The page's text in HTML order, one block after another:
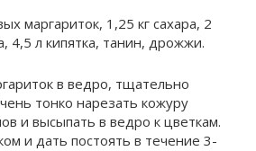
маргариток, 1,25 кг сахара, 2
4,5 л кипятка, танин, дрожжи.
в ведро, тщательно
тонко нарезать кожуру
и высыпать в ведро к цветкам.
и дать постоять в течение 3-